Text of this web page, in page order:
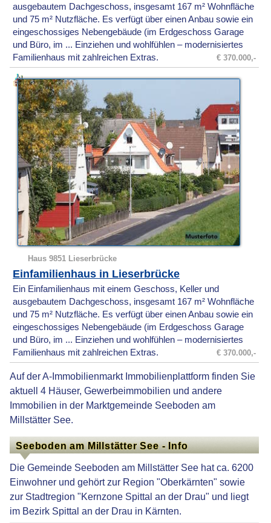
ausgebautem Dachgeschoss, insgesamt 167 m² Wohnfläche
und 75 m² Nutzfläche. Es verfügt über einen Anbau sowie ein
eingeschossiges Nebengebäude (im Erdgeschoss Garage
und Büro, im ... Einziehen und wohlfühlen – modernisiertes
Familienhaus mit zahlreichen Extras.
€ 370.000,-
Haus 9851 Lieserbrücke
Einfamilienhaus in Lieserbrücke
Ein Einfamilienhaus mit einem Geschoss, Keller und
ausgebautem Dachgeschoss, insgesamt 167 m² Wohnfläche
und 75 m² Nutzfläche. Es verfügt über einen Anbau sowie ein
eingeschossiges Nebengebäude (im Erdgeschoss Garage
und Büro, im ... Einziehen und wohlfühlen – modernisiertes
Familienhaus mit zahlreichen Extras.
€ 370.000,-
Auf der A-Immobilienmarkt Immobilienplattform finden Sie
aktuell 4 Häuser, Gewerbeimmobilien und andere
Immobilien in der Marktgemeinde Seeboden am
Millstätter See.
Seeboden am Millstätter See - Info
Die Gemeinde Seeboden am Millstätter See hat ca. 6200
Einwohner und gehört zur Region "Oberkärnten" sowie
zur Stadtregion "Kernzone Spittal an der Drau" und liegt
im Bezirk Spittal an der Drau in Kärnten.